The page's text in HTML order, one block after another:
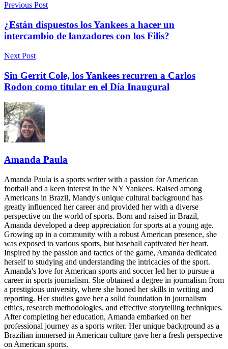
Previous Post
¿Están dispuestos los Yankees a hacer un
intercambio de lanzadores con los Filis?
Next Post
Sin Gerrit Cole, los Yankees recurren a Carlos
Rodon como titular en el Día Inaugural
Amanda Paula
Amanda Paula is a sports writer with a passion for American
football and a keen interest in the NY Yankees. Raised among
Americans in Brazil, Mandy's unique cultural background has
greatly influenced her career and provided her with a diverse
perspective on the world of sports. Born and raised in Brazil,
Amanda developed a deep appreciation for sports at a young age.
Growing up in a community with a robust American presence, she
was exposed to various sports, but baseball captivated her heart.
Inspired by the passion and tactics of the game, Amanda dedicated
herself to studying and understanding the intricacies of the sport.
Amanda's love for American sports and soccer led her to pursue a
career in sports journalism. She obtained a degree in journalism from
a prestigious university, where she honed her skills in writing and
reporting. Her studies gave her a solid foundation in journalism
ethics, research methodologies, and effective storytelling techniques.
After completing her education, Amanda embarked on her
professional journey as a sports writer. Her unique background as a
Brazilian immersed in American culture gave her a fresh perspective
on American sports.